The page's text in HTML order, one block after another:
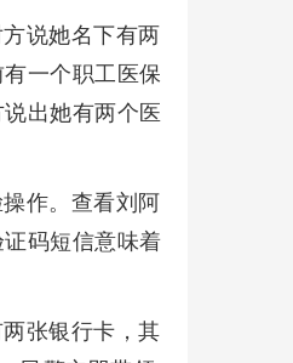
说她名下有两
一个职工医保
出她有两个医
作。查看刘阿
码短信意味着
张银行卡，其